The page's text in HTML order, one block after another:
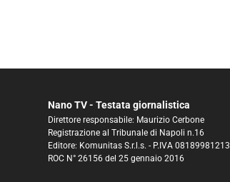
Nano TV - Testata giornalistica
Direttore responsabile: Maurizio Cerbone
Registrazione al Tribunale di Napoli n.16
Editore: Komunitas S.r.l.s. - P.IVA 08189981213
ROC N° 26156 del 25 gennaio 2016